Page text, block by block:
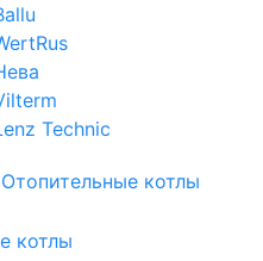
Technic
Отопительные котлы
котлы